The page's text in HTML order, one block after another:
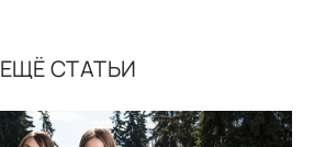
ЕЩЁ СТАТЬИ